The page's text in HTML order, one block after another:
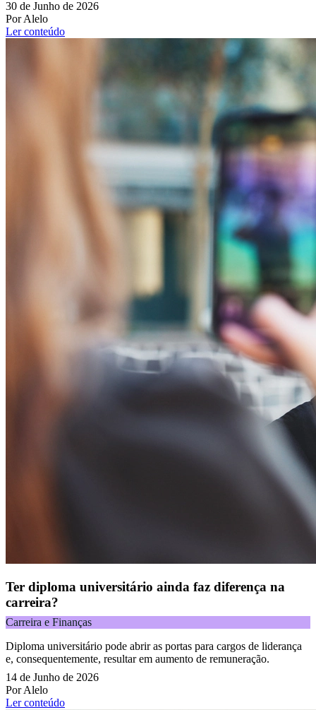
30 de Junho de 2026
Por Alelo
Ler conteúdo
Ter diploma universitário ainda faz diferença na
carreira?
Carreira e Finanças
Diploma universitário pode abrir as portas para cargos de liderança
e, consequentemente, resultar em aumento de remuneração.
14 de Junho de 2026
Por Alelo
Ler conteúdo